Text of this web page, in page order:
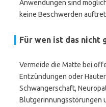
Anwendungen sind
keine Beschwerden
Für wen ist das nicht
Vermeide die Matte bei
Entzündungen oder
Schwangerschaft,
Blutgerinnungsstörungen